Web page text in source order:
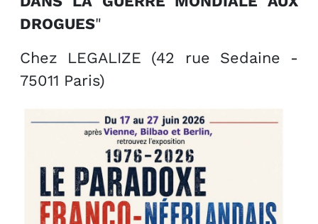
DROGUES"
Chez LEGALIZE (42 rue Sedaine -
75011 Paris)